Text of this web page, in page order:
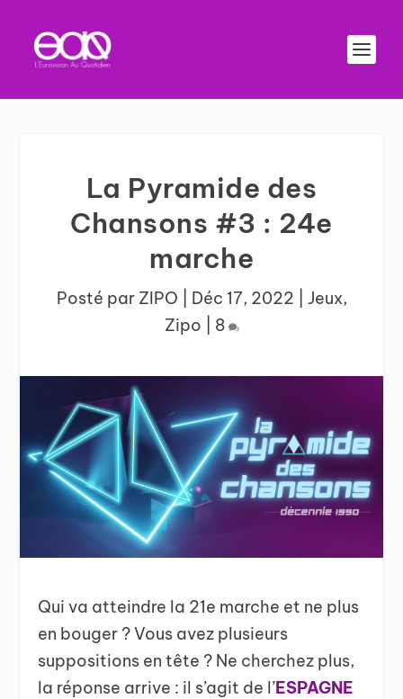
La Pyramide des
Chansons #3 : 24e
marche
Posté par ZIPO Déc 17, 2022 Jeux,
Zipo
8
Qui va atteindre la 21e marche et ne plus
en bouger ? Vous avez plusieurs
suppositions en tête ? Ne cherchez plus,
la réponse arrive : il s’agit de l’ESPAGNE